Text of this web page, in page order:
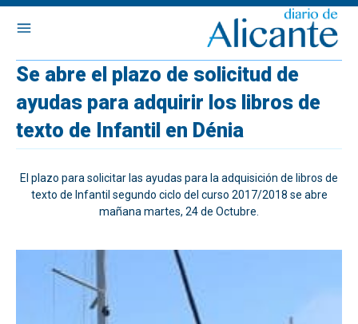
Se abre el plazo de solicitud de
ayudas para adquirir los libros de
texto de Infantil en Dénia
El plazo para solicitar las ayudas para la adquisición de libros de
texto de Infantil segundo ciclo del curso 2017/2018 se abre
mañana martes, 24 de Octubre.